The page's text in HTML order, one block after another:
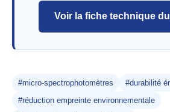
Voir la fiche technique
#micro-spectrophotomètres
#durabilité
#réduction empreinte environnementale